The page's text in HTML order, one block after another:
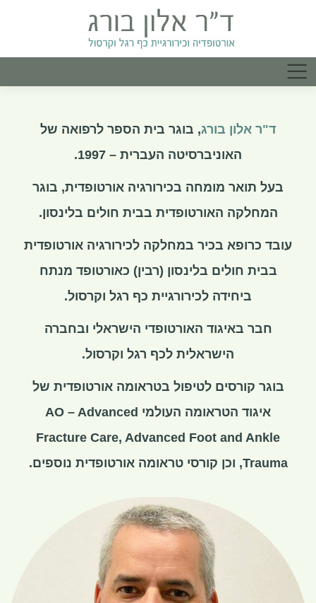
ד"ר אלון בורג, בוגר בית הספר לרפואה של
האוניברסיטה העברית – 1997.
בעל תואר מומחה בכירורגיה אורטופדית, בוגר
המחלקה האורטופדית בבית חולים בלינסון.
עובד כרופא בכיר במחלקה לכירורגיה אורטופדית
בבית חולים בלינסון (רבין) כאורטופד מנתח
ביחידה לכירורגיית כף רגל וקרסול.
חבר באיגוד האורטופדי הישראלי ובחברה
הישראלית לכף רגל וקרסול.
בוגר קורסים לטיפול בטראומה אורטופדית של
איגוד הטראומה העולמי AO – Advanced
Fracture Care, Advanced Foot and Ankle
Trauma, וכן קורסי טראומה אורטופדית נוספים.